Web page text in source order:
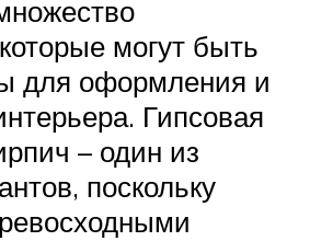
могут быть
для оформления и
Гипсовая
– один из
поскольку